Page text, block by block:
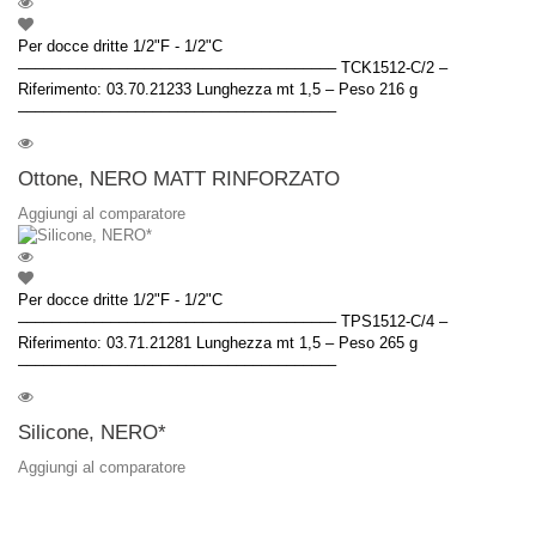
Per docce dritte 1/2"F - 1/2"C
–––––––––––––––––––––––––––––––––––––– TCK1512-C/2 –
Riferimento: 03.70.21233 Lunghezza mt 1,5 – Peso 216 g
––––––––––––––––––––––––––––––––––––––
Ottone, NERO MATT RINFORZATO
Aggiungi al comparatore
Per docce dritte 1/2"F - 1/2"C
–––––––––––––––––––––––––––––––––––––– TPS1512-C/4 –
Riferimento: 03.71.21281 Lunghezza mt 1,5 – Peso 265 g
––––––––––––––––––––––––––––––––––––––
Silicone, NERO*
Aggiungi al comparatore